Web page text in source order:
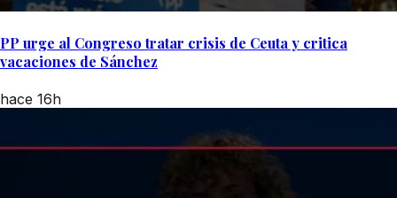
PP urge al Congreso tratar crisis de Ceuta y critica
vacaciones de Sánchez
hace 16h